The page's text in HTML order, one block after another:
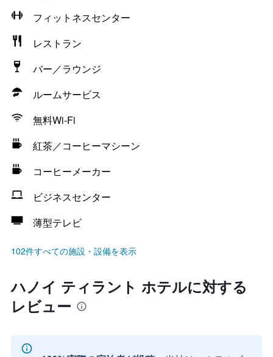
フィットネスセンター
レストラン
バー／ラウンジ
ルームサービス
無料Wi-Fi
紅茶／コーヒーマシーン
コーヒーメーカー
ビジネスセンター
薄型テレビ
102件すべての施設・設備を表示
ハノイ ティラント ホテルに対する
レビュー